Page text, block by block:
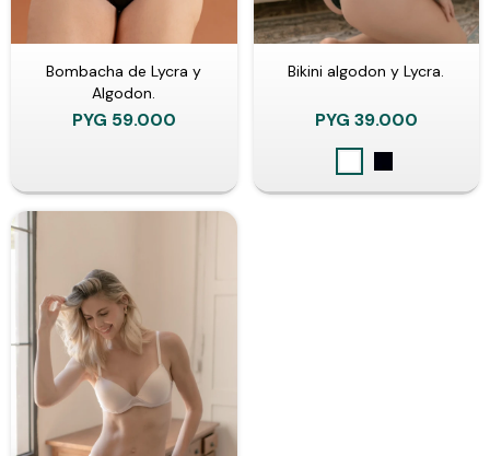
Bombacha de Lycra y
Algodon.
PYG 59.000
Bikini algodon y Lycra.
PYG 39.000